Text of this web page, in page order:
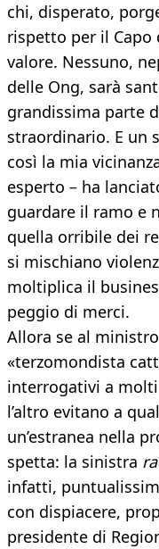
chi, disperato,
rispetto per il Capo
valore. Nessuno,
delle Ong, sarà
grandissima parte
straordinario. E un
così la mia
esperto – ha
guardare il ramo e
quella orribile dei
si mischiano
moltiplica il
peggio di merci.
Allora se al
«terzomondista
interrogativi a
l’altro evitano a
un’estranea nella
spetta: la sinistra
infatti,
con dispiacere,
presidente di